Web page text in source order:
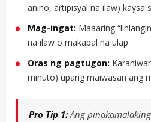
anino, artipisyal na ilaw) kaysa
Mag-ingat: Maaaring
na ilaw o makapal na ulap
Oras ng pagtugon:
minuto) upang maiwasan ang
Pro Tip 1:Ang